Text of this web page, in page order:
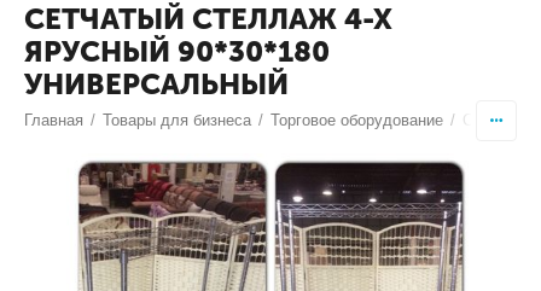
СЕТЧАТЫЙ СТЕЛЛАЖ 4-Х
ЯРУСНЫЙ 90*30*180
УНИВЕРСАЛЬНЫЙ
Главная / Товары для бизнеса / Торговое оборудование / Стеллажи